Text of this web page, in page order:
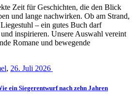
Zeit für Geschichten, die den Blick
und lange nachwirken. Ob am Strand,
– ein gutes Buch darf
inspirieren. Unsere Auswahl vereint
Romane und bewegende
, 26. Juli 2026
ein Siegerentwurf nach zehn Jahren